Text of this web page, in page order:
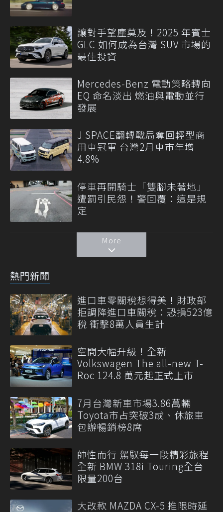
讓對手望塵莫及！2025 年賓士
GLC 如何成為台灣 SUV 市場的
最佳投資
Mercedes-Benz 電動策略轉向
EQ 命名淡出 燃油與電動並行
發展
J SPACE翻轉戰局奪回輕型商
用車冠軍 台灣2月車市年增
4.8%
停車再開騎士「雙腳未著地」
遭罰引民怨！警回覆：這是規
定
More
熱門新聞
進口車零關稅想得美！財政部
拒調降進口車關稅：恐損523億
稅 衝擊8萬人員生計
空間大幅升級！全新
Volkswagen The all-new T-
Roc 124.8 萬元起正式上市
7月台灣新車市場3.86萬輛
Toyota市占突破3成、休旅車
包辦暢銷榜8席
帥性而行 駕馭每一段精彩旅程
全新 BMW 318i Touring全台
限量200台
大改款 MAZDA CX-5 推限時延